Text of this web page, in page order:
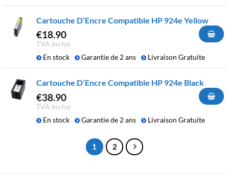
Cartouche D’Encre Compatible HP 924e Yellow
€18.90
TVA Inclus
En stock
Garantie de 2 ans Livraison Gratuite
Cartouche D’Encre Compatible HP 924e Black
€38.90
TVA Inclus
En stock
Garantie de 2 ans Livraison Gratuite
1 2